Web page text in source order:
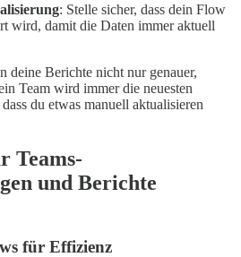
: Stelle sicher, dass dein Flow
wird, damit die Daten immer aktuell
deine Berichte nicht nur genauer,
Team wird immer die neuesten
du etwas manuell aktualisieren
Teams-
und Berichte
für Effizienz